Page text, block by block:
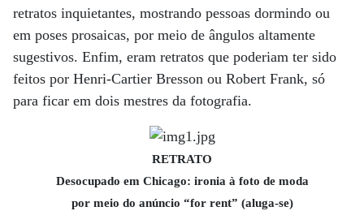
retratos inquietantes, mostrando pessoas dormindo ou
em poses prosaicas, por meio de ângulos altamente
sugestivos. Enfim, eram retratos que poderiam ter sido
feitos por Henri-Cartier Bresson ou Robert Frank, só
para ficar em dois mestres da fotografia.
RETRATO
Desocupado em Chicago: ironia à foto de moda
por meio do anúncio “for rent” (aluga-se)